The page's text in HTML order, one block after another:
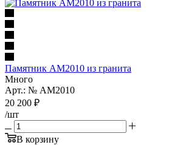
Памятник AM2010 из гранита
Много
Арт.: № AM2010
20 200 ₽
/шт
В корзину